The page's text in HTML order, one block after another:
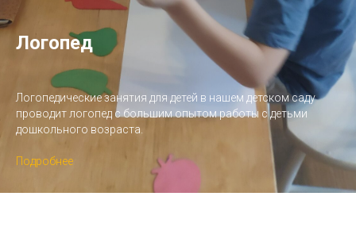
Логопед
Логопедические занятия для детей в нашем детском саду
проводит логопед с большим опытом работы с детьми
дошкольного возраста.
Подробнее